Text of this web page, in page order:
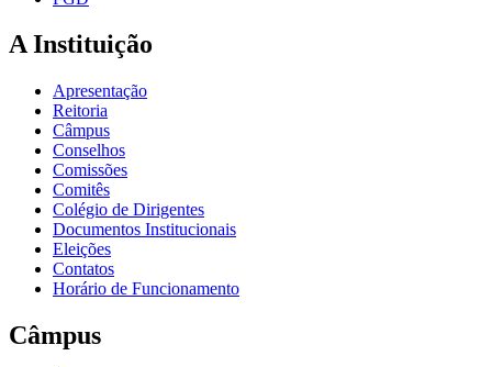
A Instituição
Apresentação
Reitoria
Câmpus
Conselhos
Comissões
Comitês
Colégio de Dirigentes
Documentos Institucionais
Eleições
Contatos
Horário de Funcionamento
Câmpus